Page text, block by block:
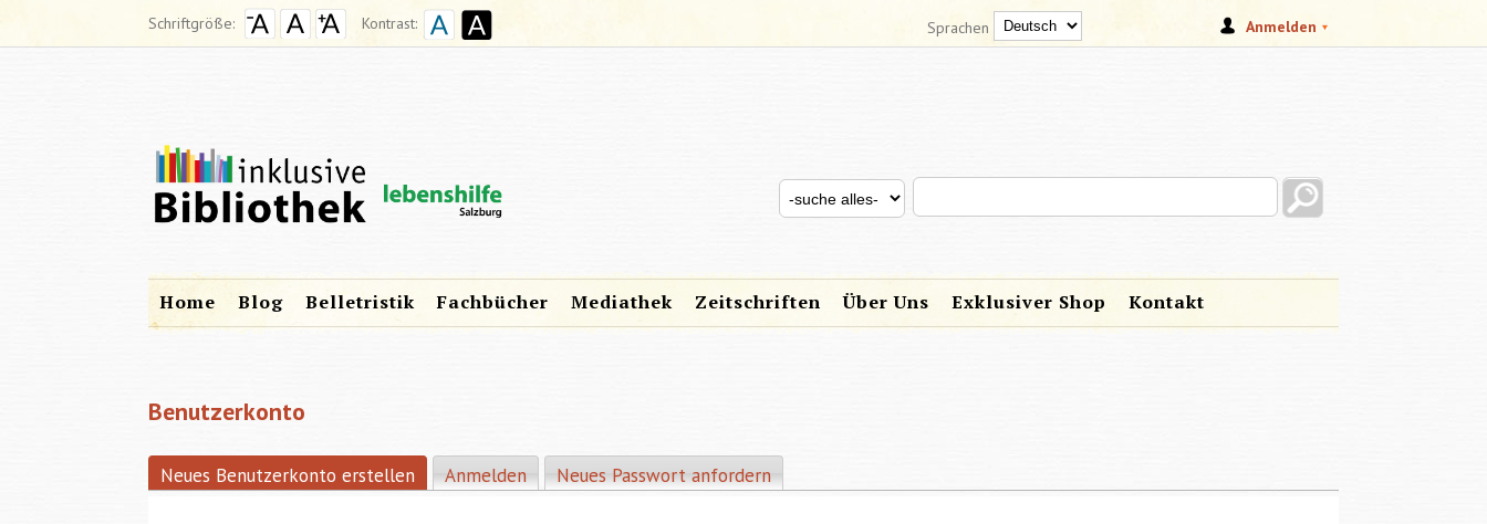
Schriftgröße: Kontrast: Anmelden
Sprachen
SUCHFORMULAR
Search this site
Search for
Home Blog Belletristik Fachbücher Mediathek Zeitschriften Über Uns Exklusiver Shop Kontakt
Benutzerkonto
HAUPT-REITER
Neues Benutzerkonto erstellen (aktiver Reiter)
Anmelden Neues Passwort anfordern